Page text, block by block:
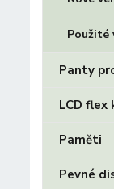
Panty
LCD flex
Paměti
Pevné